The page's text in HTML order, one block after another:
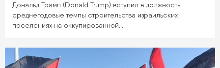
Дональд Трамп (Donald Trump) вступил в должность
среднегодовые темпы строительства израильских
поселениях на оккупированной…